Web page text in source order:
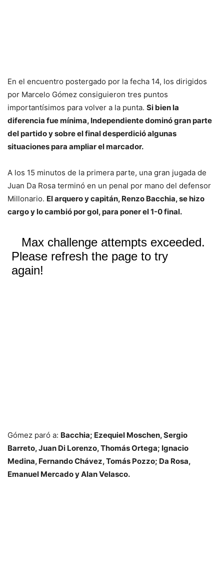
En el encuentro postergado por la fecha 14, los dirigidos
por Marcelo Gómez consiguieron tres puntos
importantísimos para volver a la punta. Si bien la
diferencia fue mínima, Independiente dominó gran parte
del partido y sobre el final desperdició algunas
situaciones para ampliar el marcador.
A los 15 minutos de la primera parte, una gran jugada de
Juan Da Rosa terminó en un penal por mano del defensor
Millonario. El arquero y capitán, Renzo Bacchia, se hizo
cargo y lo cambió por gol, para poner el 1-0 final.
Gómez paró a: Bacchia; Ezequiel Moschen, Sergio
Barreto, Juan Di Lorenzo, Thomás Ortega; Ignacio
Medina, Fernando Chávez, Tomás Pozzo; Da Rosa,
Emanuel Mercado y Alan Velasco.